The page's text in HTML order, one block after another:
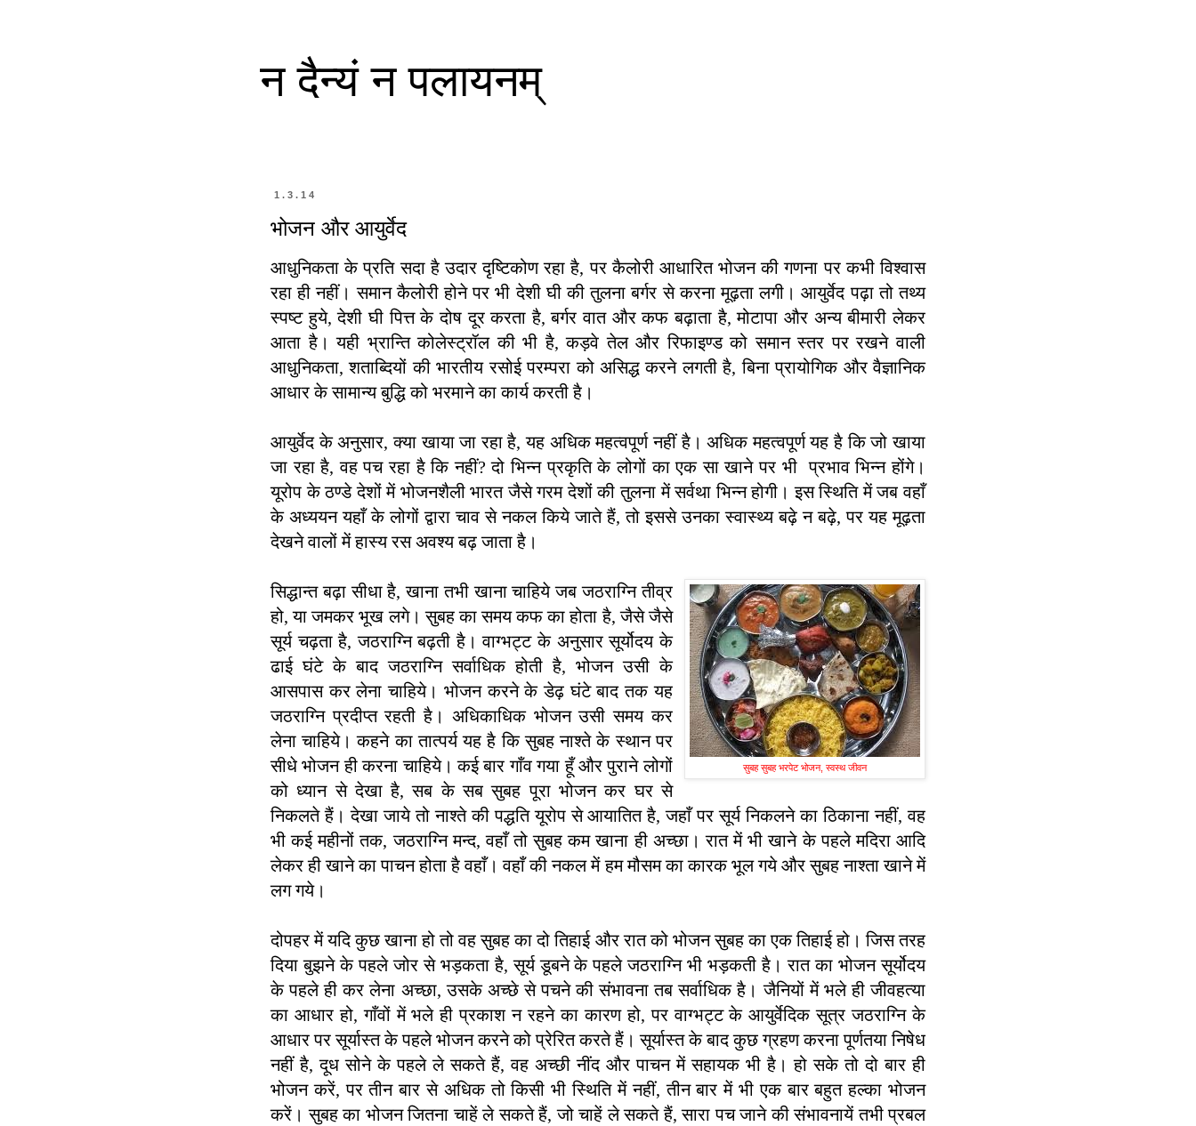
न दैन्यं न पलायनम्
1.3.14
भोजन और आयुर्वेद
आधुनिकता के प्रति सदा है उदार दृष्टिकोण रहा है, पर कैलोरी आधारित भोजन की गणना पर कभी विश्वास
रहा ही नहीं। समान कैलोरी होने पर भी देशी घी की तुलना बर्गर से करना मूढ़ता लगी। आयुर्वेद पढ़ा तो तथ्य
स्पष्ट हुये, देशी घी पित्त के दोष दूर करता है, बर्गर वात और कफ बढ़ाता है, मोटापा और अन्य बीमारी लेकर
आता है। यही भ्रान्ति कोलेस्ट्रॉल की भी है, कड़वे तेल और रिफाइण्ड को समान स्तर पर रखने वाली
आधुनिकता, शताब्दियों की भारतीय रसोई परम्परा को असिद्ध करने लगती है, बिना प्रायोगिक और वैज्ञानिक
आधार के सामान्य बुद्धि को भरमाने का कार्य करती है।
आयुर्वेद के अनुसार, क्या खाया जा रहा है, यह अधिक महत्वपूर्ण नहीं है। अधिक महत्वपूर्ण यह है कि जो खाया
जा रहा है, वह पच रहा है कि नहीं? दो भिन्न प्रकृति के लोगों का एक सा खाने पर भी प्रभाव भिन्न होंगे।
यूरोप के ठण्डे देशों में भोजनशैली भारत जैसे गरम देशों की तुलना में सर्वथा भिन्न होगी। इस स्थिति में जब वहाँ
के अध्ययन यहाँ के लोगों द्वारा चाव से नकल किये जाते हैं, तो इससे उनका स्वास्थ्य बढ़े न बढ़े, पर यह मूढ़ता
देखने वालों में हास्य रस अवश्य बढ़ जाता है।
सुबह सुबह भरपेट भोजन, स्वस्थ जीवन
सिद्धान्त बढ़ा सीधा है, खाना तभी खाना चाहिये जब जठराग्नि तीव्र
हो, या जमकर भूख लगे। सुबह का समय कफ का होता है, जैसे जैसे
सूर्य चढ़ता है, जठराग्नि बढ़ती है। वाग्भट्ट के अनुसार सूर्योदय के
ढाई घंटे के बाद जठराग्नि सर्वाधिक होती है, भोजन उसी के
आसपास कर लेना चाहिये। भोजन करने के डेढ़ घंटे बाद तक यह
जठराग्नि प्रदीप्त रहती है। अधिकाधिक भोजन उसी समय कर
लेना चाहिये। कहने का तात्पर्य यह है कि सुबह नाश्ते के स्थान पर
सीधे भोजन ही करना चाहिये। कई बार गाँव गया हूँ और पुराने लोगों
को ध्यान से देखा है, सब के सब सुबह पूरा भोजन कर घर से
निकलते हैं। देखा जाये तो नाश्ते की पद्धति यूरोप से आयातित है, जहाँ पर सूर्य निकलने का ठिकाना नहीं, वह
भी कई महीनों तक, जठराग्नि मन्द, वहाँ तो सुबह कम खाना ही अच्छा। रात में भी खाने के पहले मदिरा आदि
लेकर ही खाने का पाचन होता है वहाँ। वहाँ की नकल में हम मौसम का कारक भूल गये और सुबह नाश्ता खाने में
लग गये।
दोपहर में यदि कुछ खाना हो तो वह सुबह का दो तिहाई और रात को भोजन सुबह का एक तिहाई हो। जिस तरह
दिया बुझने के पहले जोर से भड़कता है, सूर्य डूबने के पहले जठराग्नि भी भड़कती है। रात का भोजन सूर्योदय
के पहले ही कर लेना अच्छा, उसके अच्छे से पचने की संभावना तब सर्वाधिक है। जैनियों में भले ही जीवहत्या
का आधार हो, गाँवों में भले ही प्रकाश न रहने का कारण हो, पर वाग्भट्ट के आयुर्वेदिक सूत्र जठराग्नि के
आधार पर सूर्यास्त के पहले भोजन करने को प्रेरित करते हैं। सूर्यास्त के बाद कुछ ग्रहण करना पूर्णतया निषेध
नहीं है, दूध सोने के पहले ले सकते हैं, वह अच्छी नींद और पाचन में सहायक भी है। हो सके तो दो बार ही
भोजन करें, पर तीन बार से अधिक तो किसी भी स्थिति में नहीं, तीन बार में भी एक बार बहुत हल्का भोजन
करें। सुबह का भोजन जितना चाहें ले सकते हैं, जो चाहें ले सकते हैं, सारा पच जाने की संभावनायें तभी प्रबल